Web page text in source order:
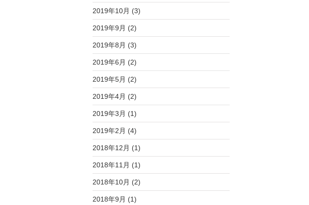
2019年10月 (3)
2019年9月 (2)
2019年8月 (3)
2019年6月 (2)
2019年5月 (2)
2019年4月 (2)
2019年3月 (1)
2019年2月 (4)
2018年12月 (1)
2018年11月 (1)
2018年10月 (2)
2018年9月 (1)